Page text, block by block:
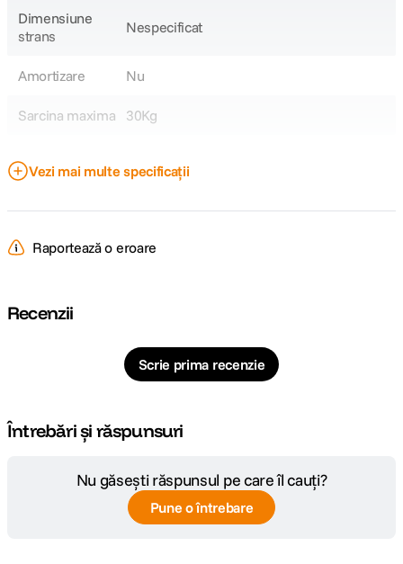
Dimensiune
strans
Nespecificat
Amortizare Nu
Sarcina maxima 30Kg
DETALII PRODUCATOR
Cod producator 119413
Vezi mai multe specificații
Raportează o eroare
Recenzii
Scrie prima recenzie
Întrebări și răspunsuri
Nu găsești răspunsul pe care îl cauți?
Pune o întrebare